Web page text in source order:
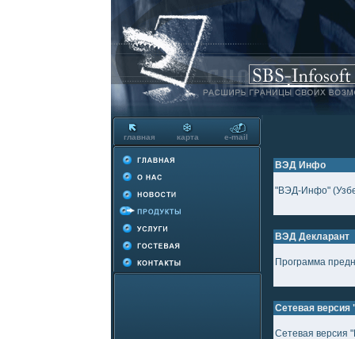
главная карта e-mail
ВЭД Инфо
"ВЭД-Инфо"
ВЭД Декларант
Программа
Сетевая
Сетевая версия